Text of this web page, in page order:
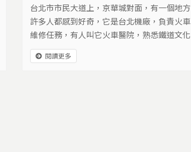
台北市市民大道上，京華城對面，有一個地方
許多人都感到好奇，它是台北機廠，負責火車
維修任務，有人叫它火車醫院，熟悉鐵道文化
的人叫它「北廠」。今(2012)年8月起，台灣
鐵路局即將進行台北機廠遷建作業，遷建後這
閱讀更多